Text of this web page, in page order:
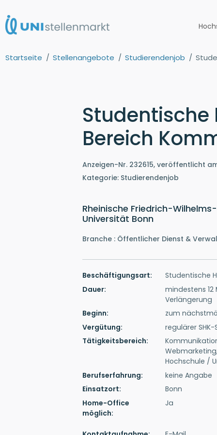
Startseite Stellenangebote Studierendenjob
Bereich
Anzeigen-Nr. 232615, veröffentlicht
Kategorie: Studierendenjob
Rheinische Friedrich-Wilhelms-
Universität Bonn
Branche : Öffentlicher Dienst &
Beschäftigungsart:
Studentische
Dauer:
mindestens
Verlängerung
Beginn:
zum
Vergütung:
regulärer
Tätigkeitsbereich:
Hochschule /
Berufserfahrung:
keine Angabe
Einsatzort:
Bonn
Home-Office
möglich:
Ja